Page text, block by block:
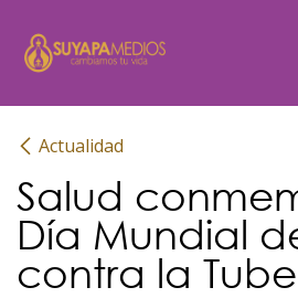
Actualidad
Salud
Día Mundial
contra la